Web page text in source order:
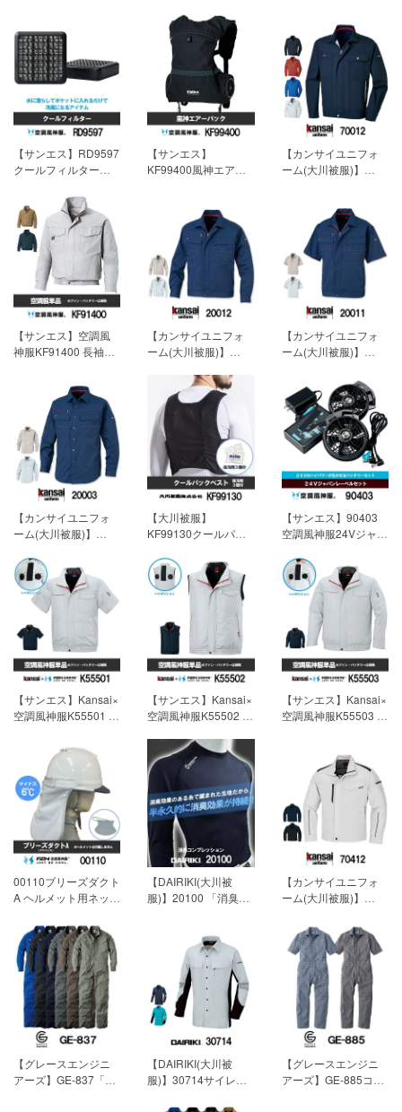
【サンエス】RD9597
クールフィルター
セサリー」[春夏用]
【素材】ポリエステ
ルメッシュ・ポリエ
ステル100％ 7,590円
(税込)
【サンエス】
KF99400風神エアー
ステル100% 19,800
円(税込)
【カンサイユニフォ
ーム(大川被服)】
【素材】エコ交織ポ
プリン(帯電防止糸混
入）
【混率】ポリエステ
ル80％ 綿20％ 6,215
円(税込)
【サンエス】空調風
神服KF91400 長袖ブ
付作業服」[春夏用]
【素材】コットンブ
ロード（綿100%）
4,400円(税込)
【カンサイユニフォ
ーム(大川被服)】
袖ブルゾン」[春夏用]
【素材】サマーツイ
ル
【混率】ポリエステ
ル65％綿34％ナイロ
ン1％ 4,730円(税込)
【カンサイユニフォ
ーム(大川被服)】
袖ブルゾン」[春夏用]
【素材】サマーツイ
ル
【混率】ポリエステ
ル65％綿34％ナイロ
ン1％ 4,730円(税込)
【カンサイユニフォ
ーム(大川被服)】
袖シャツ」[春夏用]
【素材】サマーツイ
ル
【混率】ポリエステ
ル65％綿34％ナイロ
ン1％ 4,290円(税込)
【大川被服】
KF99130クールパッ
付)「空調風神服用ア
クセサリー」[春夏用]
【素材】ポリエステ
ルメッシュ・ポリエ
ステル100％ 2,750円
(税込)
【サンエス】90403
空調風神服24Vジャパ
「空調風神服」[春夏
用]
22,000円(税込)
【サンエス】Kansai×
空調風神服K55501 ハ
ルゾン単品「ファン
付作業服」[春夏用]
【素材】デュスポ
【混率】ポリエステ
ル100% チタン加工
4,829円(税込)
【サンエス】Kansai×
空調風神服K55502 ハ
単品「ファン付作業
服」[春夏用]
デュスポ
【混率】ポリエステ
ル100% チタン加工
4,488円(税込)
【サンエス】Kansai×
空調風神服K55503 ハ
付作業服」[春夏用]
【素材】デュスポ
【混率】ポリエステ
ル100% チタン加工
5,170円(税込)
00110ブリーズダクト
A ヘルメット用ネック
用アクセサリー」[春
夏用]
ポリエステル100％
（はっ水加工）
タレ部分はチタンコ
ーティング
バンド：ゴムバンド
ダクトー調整はマジ
ックテープ 6,985円
(税込)
【DAIRIKI(大川被
服)】20100 「消臭コ
みトリコット
【混率】ナイロン
90% ポリウレタン
10% 2,475円(税込)
【カンサイユニフォ
ーム(大川被服)】
袖ブルゾン」[春夏用]
【素材】交織トロピ
カル（帯電防止糸混
入）
【混率】ポリエステ
ル79％ 綿20％ そ
の他1％ 6,270円(税
【グレースエンジニ
アーズ】GE-837「オ
【DAIRIKI(大川被
服)】30714サイレン
【グレースエンジニ
アーズ】GE-885コッ